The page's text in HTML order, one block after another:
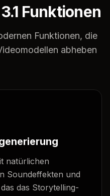
Funktionen
Funktionen, die
abheben
natürlichen
Soundeffekten und
das Storytelling-